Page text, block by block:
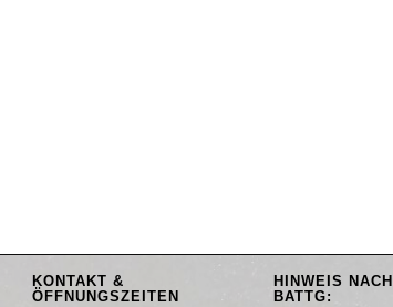
KONTAKT &
ÖFFNUNGSZEITEN
HINWEIS
BATTG: